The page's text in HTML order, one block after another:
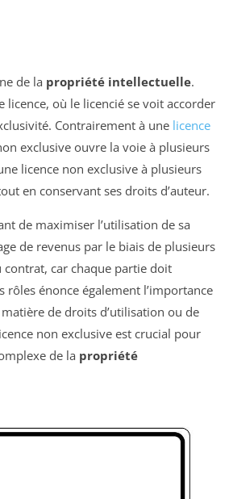
de la propriété intellectuelle.
où le licencié se voit accorder
Contrairement à une licence
exclusive ouvre la voie à plusieurs
licence non exclusive à plusieurs
en conservant ses droits d’auteur.
de maximiser l’utilisation de sa
de revenus par le biais de plusieurs
contrat, car chaque partie doit
énonce également l’importance
de droits d’utilisation ou de
non exclusive est crucial pour
de la propriété